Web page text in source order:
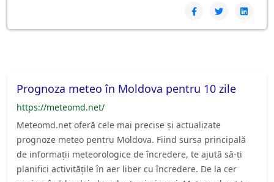
Prognoza meteo în Moldova pentru 10 zile
https://meteomd.net/
Meteomd.net oferă cele mai precise și actualizate
prognoze meteo pentru Moldova. Fiind sursa principală
de informații meteorologice de încredere, te ajută să-ți
planifici activitățile în aer liber cu încredere. De la cer